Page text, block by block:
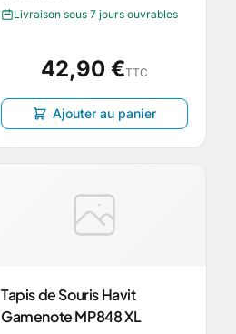
Livraison sous 7 jours ouvrables
42,90 €TTC
Ajouter au panier
Tapis de Souris Havit
Gamenote MP848 XL